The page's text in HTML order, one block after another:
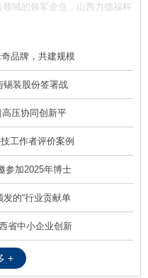
域的领军企业，山西力德福科
中的核心作用。
品牌，共建规模
锡装股份签署战
压协同创新平
加工新生态
工作者评价案例
参加2025年博士
的“行业贡献单
省中小企业创新
+